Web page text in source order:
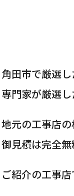
角田市で厳選
専門家が厳選
地元の工事店
御見積は完全
ご紹介の工事